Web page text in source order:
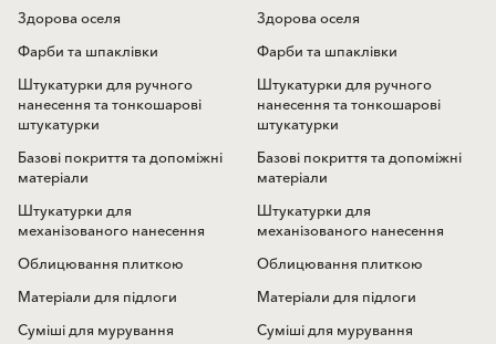
Здорова оселя
Фарби та шпаклівки
Штукатурки для ручного
нанесення та тонкошарові
штукатурки
Базові покриття та допоміжні
матеріали
Штукатурки для
механізованого нанесення
Облицювання плиткою
Матеріали для підлоги
Суміші для мурування
Здорова оселя
Фарби та шпаклівки
Штукатурки для ручного
нанесення та тонкошарові
штукатурки
Базові покриття та допоміжні
матеріали
Штукатурки для
механізованого нанесення
Облицювання плиткою
Матеріали для підлоги
Суміші для мурування